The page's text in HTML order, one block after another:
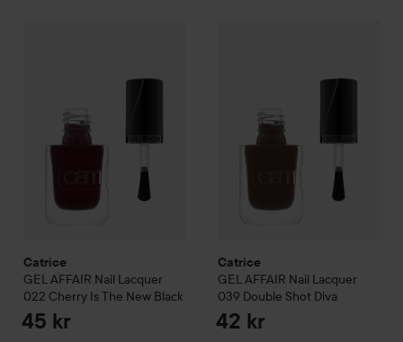
Catrice
GEL AFFAIR Nail Lacquer
022 Cherry Is The New Black
45 kr
Catrice
GEL AFFAIR Nail Lacquer
039 Double Shot Diva
42 kr